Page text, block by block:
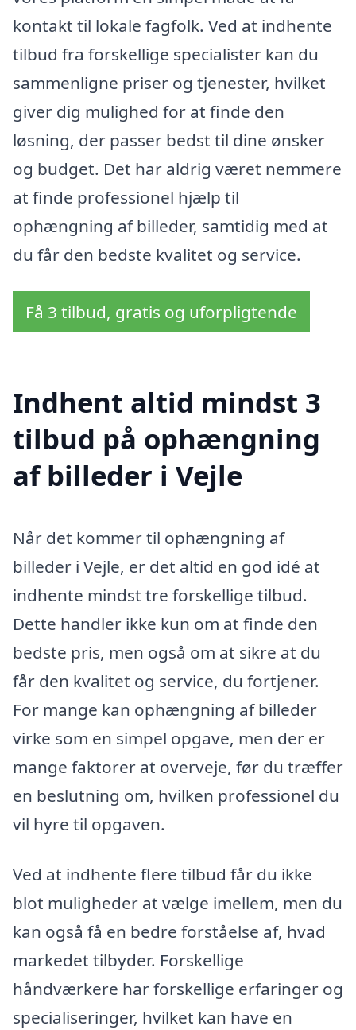
kontakt til lokale fagfolk. Ved at indhente
tilbud fra forskellige specialister kan du
sammenligne priser og tjenester, hvilket
giver dig mulighed for at finde den
løsning, der passer bedst til dine ønsker
og budget. Det har aldrig været nemmere
at finde professionel hjælp til
ophængning af billeder, samtidig med at
du får den bedste kvalitet og service.
Få 3 tilbud, gratis og uforpligtende
Indhent altid mindst 3
tilbud på ophængning
af billeder i Vejle
Når det kommer til ophængning af
billeder i Vejle, er det altid en god idé at
indhente mindst tre forskellige tilbud.
Dette handler ikke kun om at finde den
bedste pris, men også om at sikre at du
får den kvalitet og service, du fortjener.
For mange kan ophængning af billeder
virke som en simpel opgave, men der er
mange faktorer at overveje, før du træffer
en beslutning om, hvilken professionel du
vil hyre til opgaven.
Ved at indhente flere tilbud får du ikke
blot muligheder at vælge imellem, men du
kan også få en bedre forståelse af, hvad
markedet tilbyder. Forskellige
håndværkere har forskellige erfaringer og
specialiseringer, hvilket kan have en